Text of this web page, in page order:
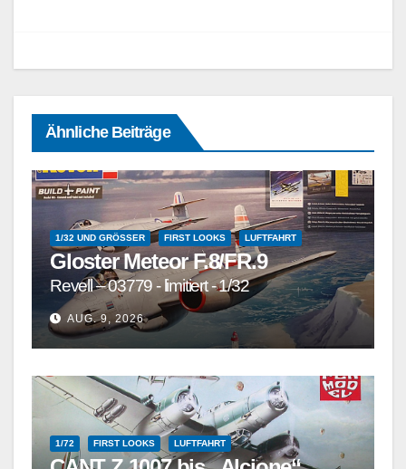
Ähnliche Beiträge
1/32 UND GRÖSSER FIRST LOOKS LUFTFAHRT
Gloster Meteor F.8/FR.9
Revell – 03779 - limitiert - 1/32
AUG. 9, 2026
1/72 FIRST LOOKS LUFTFAHRT